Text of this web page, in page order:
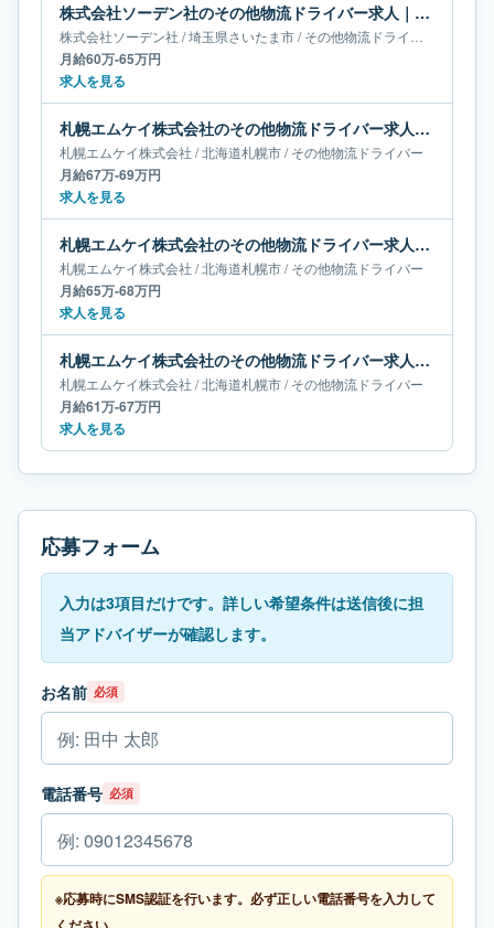
株式会社ソーデン社のその他物流ドライバー求人｜埼玉県さいたま市｜月給60万-65万円
株式会社ソーデン社 /埼玉県さいたま市/その他物流ドライバー
月給60万-65万円
求人を見る
札幌エムケイ株式会社のその他物流ドライバー求人｜北海道札幌市｜月給67万-69万円
札幌エムケイ株式会社 /北海道札幌市/その他物流ドライバー
月給67万-69万円
求人を見る
札幌エムケイ株式会社のその他物流ドライバー求人｜北海道札幌市｜月給65万-68万円
札幌エムケイ株式会社 /北海道札幌市/その他物流ドライバー
月給65万-68万円
求人を見る
札幌エムケイ株式会社のその他物流ドライバー求人｜北海道札幌市｜月給61万-67万円
札幌エムケイ株式会社 /北海道札幌市/その他物流ドライバー
月給61万-67万円
求人を見る
応募フォーム
入力は3項目だけです。詳しい希望条件は送信後に担
当アドバイザーが確認します。
お名前 必須
電話番号 必須
※応募時にSMS認証を行います。必ず正しい電話番号を入力して